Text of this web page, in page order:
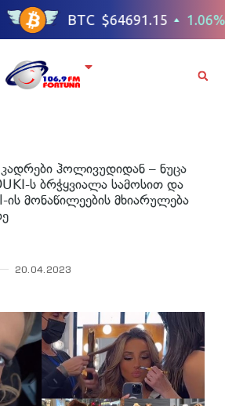
ჰოლივუდიდან – ნუცა
ს ბრჭყვიალა სამოსით და
მონაწილეების მხიარულება
20.04.2023